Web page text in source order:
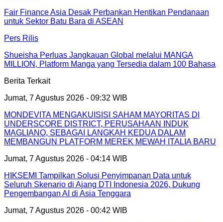
Fair Finance Asia Desak Perbankan Hentikan Pendanaan
untuk Sektor Batu Bara di ASEAN
Pers Rilis
Shueisha Perluas Jangkauan Global melalui MANGA
MILLION, Platform Manga yang Tersedia dalam 100 Bahasa
Berita Terkait
Jumat, 7 Agustus 2026 - 09:32 WIB
MONDEVITA MENGAKUISISI SAHAM MAYORITAS DI
UNDERSCORE DISTRICT, PERUSAHAAN INDUK
MAGLIANO, SEBAGAI LANGKAH KEDUA DALAM
MEMBANGUN PLATFORM MEREK MEWAH ITALIA BARU
Jumat, 7 Agustus 2026 - 04:14 WIB
HIKSEMI Tampilkan Solusi Penyimpanan Data untuk
Seluruh Skenario di Ajang DTI Indonesia 2026, Dukung
Pengembangan AI di Asia Tenggara
Jumat, 7 Agustus 2026 - 00:42 WIB